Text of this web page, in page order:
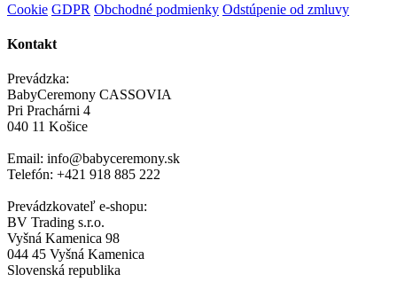
Cookie GDPR Obchodné podmienky Odstúpenie od zmluvy
Kontakt
Prevádzka:
BabyCeremony CASSOVIA
Pri Prachárni 4
040 11 Košice
Email: info@babyceremony.sk
Telefón: +421 918 885 222
Prevádzkovateľ e-shopu:
BV Trading s.r.o.
Vyšná Kamenica 98
044 45 Vyšná Kamenica
Slovenská republika